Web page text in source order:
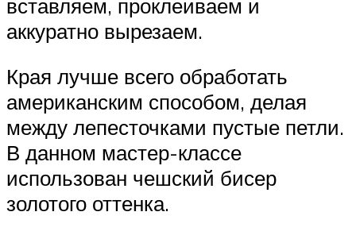
вставляем, проклеиваем и
аккуратно вырезаем.
Края лучше всего обработать
американским способом, делая
между лепесточками пустые петли.
В данном мастер-классе
использован чешский бисер
золотого оттенка.